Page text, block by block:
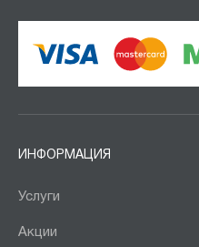
ИНФОРМАЦИЯ
Услуги
Акции